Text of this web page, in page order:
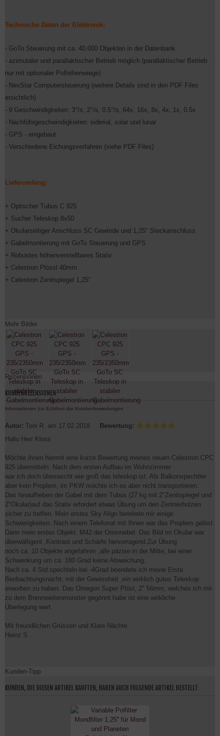
Technische Daten der Elektronik:
- GoTo Steuerung mit ca. 40.000 Objekten in der Datenbank
- azimutaler und parallaktischer Betrieb möglich (parallaktischer Betrieb
nur mit optionaler Polhöhenwiege)
- NexStar Computersteuerung (weitere Details sind in den PDF Files
ersichtlich)
- 9 Geschwindigkeiten: 3°/s, 2°/s, 0.5°/s, 64x, 16x, 8x, 4x, 1x, 0.5x
- Nachführgeschwindigkeiten: siderial, solar und lunar
- GPS - eingebaut
- Verschiedene Eichungsverfahren (siehe PDF Files)
Lieferumfang:
+ Optischer Tubus C 925
+ Sucher Teleskop 8x50
+ Okularseitiger Anschluss SC Gewinde und 1,25" Steckanschluss
+ Gabelmontierung mit GoTo Steuerung und GPS
+ Robustes höhenverstellbares Stativ
+ Celestron Plössl 40mm
+ Celestron Zenitspiegel 1,25"
Mehr Bilder
Rezensionen
KUNDENREZENSIONEN:
Informationen zur Echtheit der Kundenbewertungen
Autor: Toni R. am 17.02.2018 Bewertung:
Hallo Herr Kloss
Möchte ihnen hiermit eine kurze Bewertung meines neuen Celestron CPC
925 übermitteln. Nach dem ersten Aufbau im Wohnzimmer
war ich doch überrascht wie groß das teleskop ist. Als Balkonspechtler
aber kein Proplem, im PKW möchte ich es aber nicht transportieren.
Das hinaufheben der Gabel mit dem Tubus (27 kg mit 2"Zenitspiegel und
2"Okular)auf das Stativ erfordert etwas Übung um den Zentrierbolzen
sicher zu treffen. Mein erstes Sky Align bereitete mir einige
Schwierigkeiten. Nach einem Telefonat mit Ihnen war das Proplem gelöst.
Dann mein erstes Objekt. M42 der Orionnebel. Das Bild im Okular war
überwältigent ,Kontrast und Schärfe hervorragend.Zur Übung
noch ca. 10 Objekte angefahren ,alle päzise in der Mitte, bei einer
Schwenkung um ca. 180 Grad keine Abweichung.
Nach ca. 4 Std.spechteln bei -4Grad beendete ich meine Erste
Beobachtungsnacht; mit der Gewissheit ,ein wirklich gutes Teleskop
erworben zu haben. Das Omegon Super Plösl, 2" 56mm, welches ich mir
zu dem Brennweitenmonster gegönnt habe ist eine wirkliche
Überlegung wert.
Mit freundlichen Grüssen und Klare Nächte
Heinz S
Kunden-Tipp
KUNDEN, DIE DIESEN ARTIKEL KAUFTEN, HABEN AUCH FOLGENDE ARTIKEL BESTELLT: